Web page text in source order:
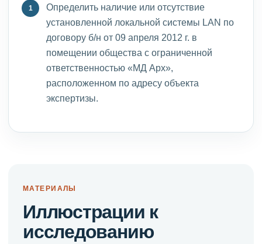
Определить наличие или отсутствие
установленной локальной системы LAN по
договору б/н от 09 апреля 2012 г. в
помещении общества с ограниченной
ответственностью «МД Арх»,
расположенном по адресу объекта
экспертизы.
МАТЕРИАЛЫ
Иллюстрации к
исследованию